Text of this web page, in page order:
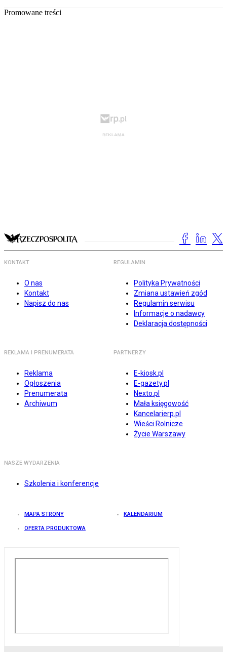
Promowane treści
KONTAKT
O nas
Kontakt
Napisz do nas
REGULAMIN
Polityka Prywatności
Zmiana ustawień zgód
Regulamin serwisu
Informacje o nadawcy
Deklaracja dostępności
REKLAMA I PRENUMERATA
Reklama
Ogłoszenia
Prenumerata
Archiwum
PARTNERZY
E-kiosk.pl
E-gazety.pl
Nexto.pl
Mała księgowość
Kancelarierp.pl
Wieści Rolnicze
Życie Warszawy
NASZE WYDARZENIA
Szkolenia i konferencje
MAPA STRONY KALENDARIUM
OFERTA PRODUKTOWA